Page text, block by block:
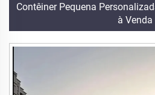
Contêiner Pequena
à Venda